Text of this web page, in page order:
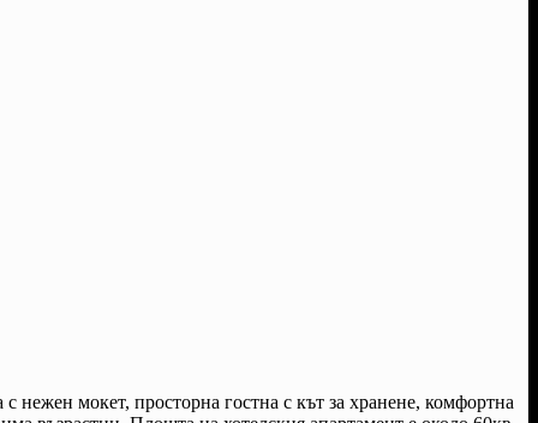
нежен мокет, просторна гостна с кът за хранене, комфортна